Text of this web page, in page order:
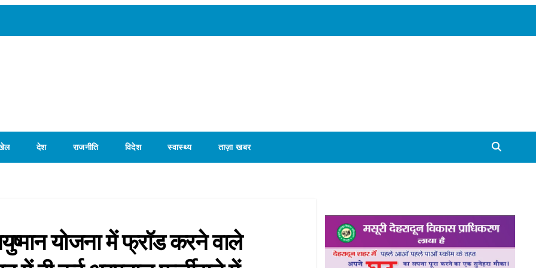
देश राजनीति विदेश स्वास्थ्य ताज़ा खबर
योजना में फ्रॉड करने वाले